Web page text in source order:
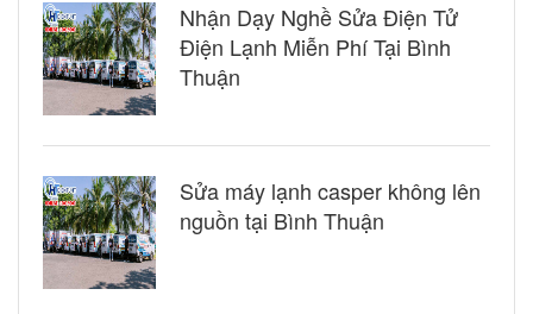
Nhận Dạy Nghề Sửa Điện Tử
Điện Lạnh Miễn Phí Tại Bình
Thuận
Sửa máy lạnh casper không lên
nguồn tại Bình Thuận